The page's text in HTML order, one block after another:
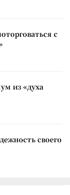
с
из «духа
своего